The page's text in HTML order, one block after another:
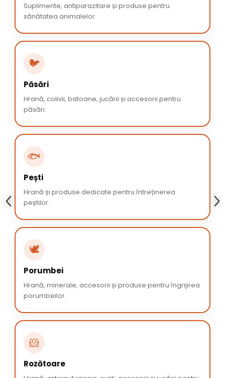
Suplimente, antiparazitare și produse pentru
sănătatea animalelor.
🐦
Păsări
Hrană, colivii, batoane, jucării și accesorii pentru
păsări.
🐟
Pești
Hrană și produse dedicate pentru întreținerea
peștilor.
🕊️
Porumbei
Hrană, minerale, accesorii și produse pentru îngrijirea
porumbeilor.
🐹
Rozătoare